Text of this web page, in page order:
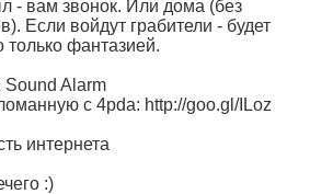
- вам звонок. Или дома (без
Если войдут грабители - будет
только фантазией.
Alarm
с 4pda: http://goo.gl/ILoz
интернета
:)